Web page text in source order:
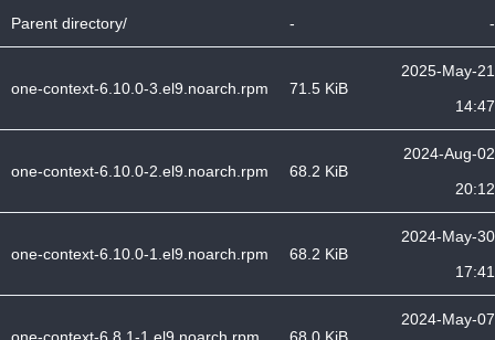
Parent directory/ - -
one-context-6.10.0-3.el9.noarch.rpm 71.5 KiB
2025-May-21
14:47
one-context-6.10.0-2.el9.noarch.rpm 68.2 KiB
2024-Aug-02
20:12
one-context-6.10.0-1.el9.noarch.rpm 68.2 KiB
2024-May-30
17:41
2024-May-07